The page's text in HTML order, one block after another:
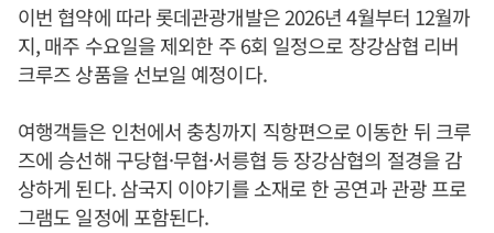
이번 협약에 따라 롯데관광개발은 2026년 4월부터 12월까
지, 매주 수요일을 제외한 주 6회 일정으로 장강삼협 리버
크루즈 상품을 선보일 예정이다.
여행객들은 인천에서 충칭까지 직항편으로 이동한 뒤 크루
즈에 승선해 구당협·무협·서릉협 등 장강삼협의 절경을 감
상하게 된다. 삼국지 이야기를 소재로 한 공연과 관광 프로
그램도 일정에 포함된다.